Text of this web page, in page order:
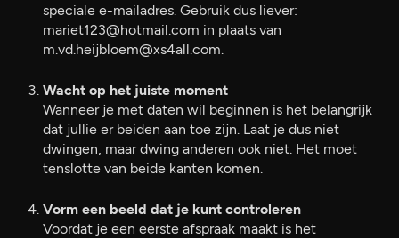
speciale e-mailadres. Gebruik dus liever:
mariet123@hotmail.com in plaats van
m.vd.heijbloem@xs4all.com.
Wacht op het juiste moment
Wanneer je met daten wil beginnen is het belangrijk
dat jullie er beiden aan toe zijn. Laat je dus niet
dwingen, maar dwing anderen ook niet. Het moet
tenslotte van beide kanten komen.
Vorm een beeld dat je kunt controleren
Voordat je een eerste afspraak maakt is het